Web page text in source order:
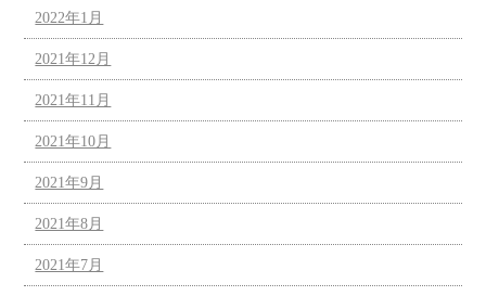
2022年1月
2021年12月
2021年11月
2021年10月
2021年9月
2021年8月
2021年7月